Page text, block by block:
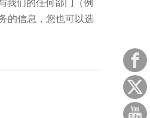
我们的任何部门（例
的信息，您也可以选